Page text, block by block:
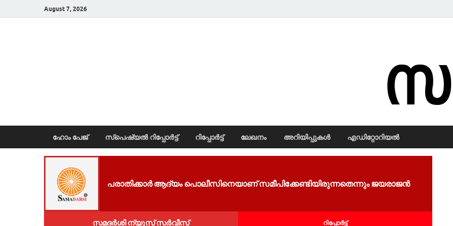
August 7, 2026
ഹോം പേജ് സ്പെഷ്യൽ റിപ്പോര്‍ട്ട് റിപ്പോര്‍ട്ട് ലേഖനം അറിയിപ്പുകള്‍ എഡിറ്റോറിയല്‍
പരാതിക്കാർ ആദ്യം പൊലീസിനെയാണ് സമീപിക്കേണ്ടിയിരുന്നതെന്നും ജയരാജൻ
സമദർശി ന്യൂസ് സർവീസ് റിപ്പോര്‍ട്ട്